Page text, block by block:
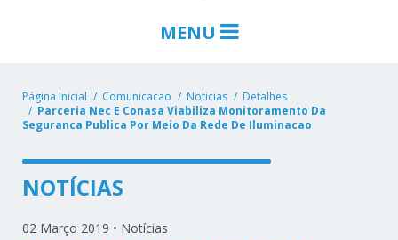
MENU
Página Inicial Comunicacao Noticias
Detalhes
Parceria Nec E Conasa Viabiliza Monitoramento Da
Seguranca Publica Por Meio Da Rede De Iluminacao
NOTÍCIAS
02 Março 2019 • Notícias